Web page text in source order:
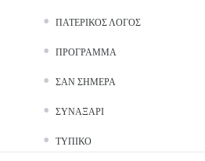
ΠΑΤΕΡΙΚΌΣ ΛΌΓΟΣ
ΠΡΌΓΡΑΜΜΑ
ΣΑΝ ΣΉΜΕΡΑ
ΣΥΝΑΞΆΡΙ
ΤΥΠΙΚΌ